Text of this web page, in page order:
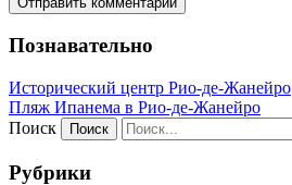
Познавательно
Исторический центр Рио-де-Жанейро
Пляж Ипанема в Рио-де-Жанейро
Поиск
Рубрики